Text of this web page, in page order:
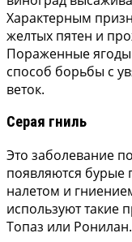
Характерным
желтых пятен и
Пораженные ягоды
способ борьбы с
веток.
Серая гниль
Это заболевание
появляются бурые
налетом и
используют такие
Топаз или Ронилан.